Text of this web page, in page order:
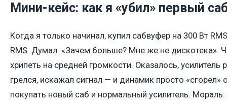
Мини-кейс: как я «убил» первый
Когда я только начинал, купил сабвуфер на 300 Вт
RMS. Думал: «Зачем больше? Мне же не дискотека».
хрипеть на средней громкости. Оказалось, усилитель
грелся, искажал сигнал — и динамик просто «сгорел»
покупать новый саб и нормальный усилитель. Мораль: